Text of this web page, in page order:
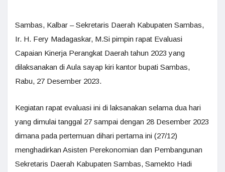
Sambas, Kalbar – Sekretaris Daerah Kabupaten Sambas,
Ir. H. Fery Madagaskar, M.Si pimpin rapat Evaluasi
Capaian Kinerja Perangkat Daerah tahun 2023 yang
dilaksanakan di Aula sayap kiri kantor bupati Sambas,
Rabu, 27 Desember 2023.
Kegiatan rapat evaluasi ini di laksanakan selama dua hari
yang dimulai tanggal 27 sampai dengan 28 Desember 2023
dimana pada pertemuan dihari pertama ini (27/12)
menghadirkan Asisten Perekonomian dan Pembangunan
Sekretaris Daerah Kabupaten Sambas, Samekto Hadi